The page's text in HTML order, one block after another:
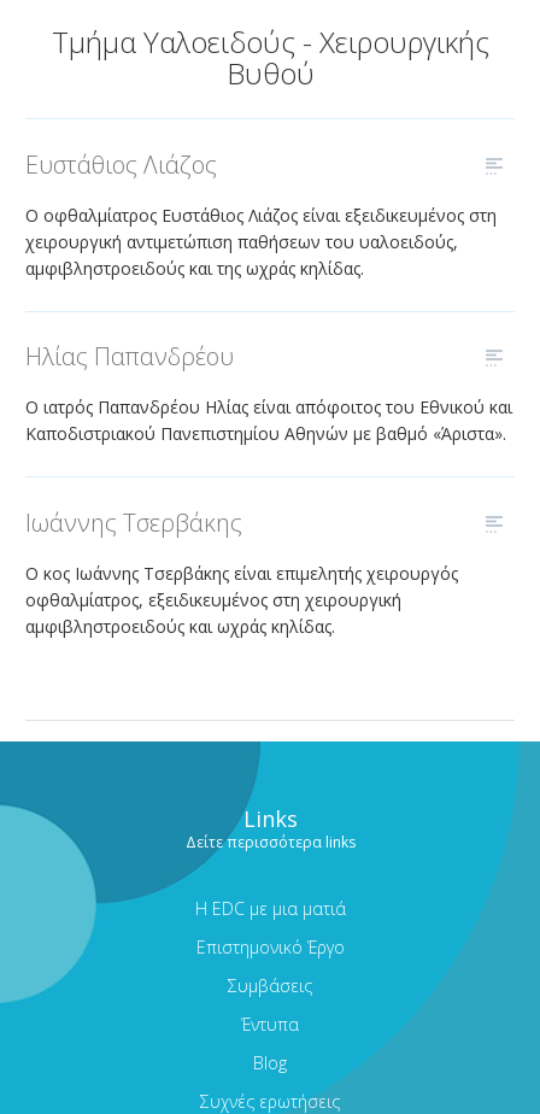
ΤΜΗΜΑ ΚΕΡΑΤΟΕΙΔΟΥΣ & ΜΕΤΑΜΟΣΧΕΥΣΕΩΝ
ΠΑΘΗΣΕΙΣ
ΣΥΓΧΡΟΝΟΣ ΕΞΟΠΛΙΣΜΟΣ
BLOG
ΕΠΙΚΟΙΝΩΝΙΑ
Τμήμα Υαλοειδούς - Χειρουργικής
Βυθού
Ευστάθιος Λιάζος
Ο οφθαλμίατρος Ευστάθιος Λιάζος είναι εξειδικευμένος στη
χειρουργική αντιμετώπιση παθήσεων του υαλοειδούς,
αμφιβληστροειδούς και της ωχράς κηλίδας.
Ηλίας Παπανδρέου
Ο ιατρός Παπανδρέου Ηλίας είναι απόφοιτος του Εθνικού και
Καποδιστριακού Πανεπιστημίου Αθηνών με βαθμό «Άριστα».
Ιωάννης Τσερβάκης
Ο κος Ιωάννης Τσερβάκης είναι επιμελητής χειρουργός
οφθαλμίατρος, εξειδικευμένος στη χειρουργική
αμφιβληστροειδούς και ωχράς κηλίδας.
Links
Δείτε περισσότερα links
Η EDC με μια ματιά
Επιστημονικό Έργο
Συμβάσεις
Έντυπα
Blog
Συχνές ερωτήσεις